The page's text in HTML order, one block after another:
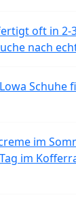
oft in 2-
nach
Schuhe
im
im